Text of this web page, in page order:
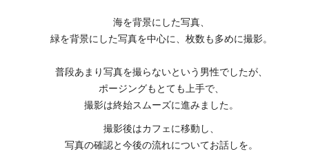
海を背景にした写真、
緑を背景にした写真を中心に、枚数も多めに撮影。
普段あまり写真を撮らないという男性でしたが、
ポージングもとても上手で、
撮影は終始スムーズに進みました。
撮影後はカフェに移動し、
写真の確認と今後の流れについてお話しを。